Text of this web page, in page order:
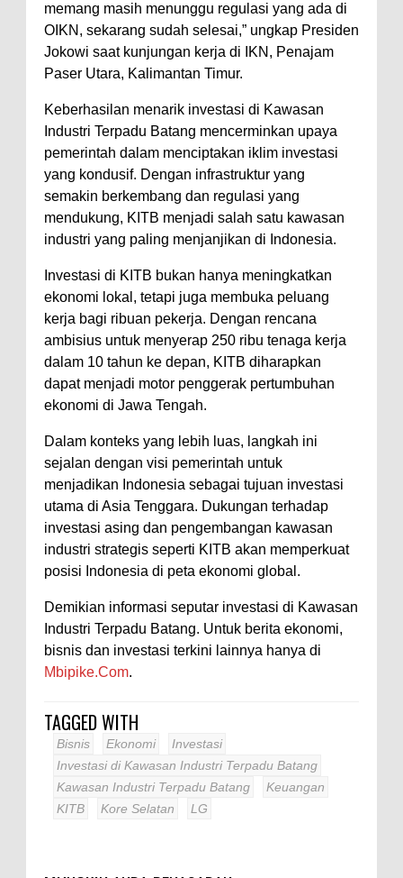
memang masih menunggu regulasi yang ada di
OIKN, sekarang sudah selesai,” ungkap Presiden
Jokowi saat kunjungan kerja di IKN, Penajam
Paser Utara, Kalimantan Timur.
Keberhasilan menarik investasi di Kawasan
Industri Terpadu Batang mencerminkan upaya
pemerintah dalam menciptakan iklim investasi
yang kondusif. Dengan infrastruktur yang
semakin berkembang dan regulasi yang
mendukung, KITB menjadi salah satu kawasan
industri yang paling menjanjikan di Indonesia.
Investasi di KITB bukan hanya meningkatkan
ekonomi lokal, tetapi juga membuka peluang
kerja bagi ribuan pekerja. Dengan rencana
ambisius untuk menyerap 250 ribu tenaga kerja
dalam 10 tahun ke depan, KITB diharapkan
dapat menjadi motor penggerak pertumbuhan
ekonomi di Jawa Tengah.
Dalam konteks yang lebih luas, langkah ini
sejalan dengan visi pemerintah untuk
menjadikan Indonesia sebagai tujuan investasi
utama di Asia Tenggara. Dukungan terhadap
investasi asing dan pengembangan kawasan
industri strategis seperti KITB akan memperkuat
posisi Indonesia di peta ekonomi global.
Demikian informasi seputar investasi di Kawasan
Industri Terpadu Batang. Untuk berita ekonomi,
bisnis dan investasi terkini lainnya hanya di
Mbipike.Com.
TAGGED WITH
Bisnis Ekonomi
Investasi
Investasi di Kawasan Industri Terpadu Batang
Kawasan Industri Terpadu Batang
Keuangan
KITB
Kore Selatan LG